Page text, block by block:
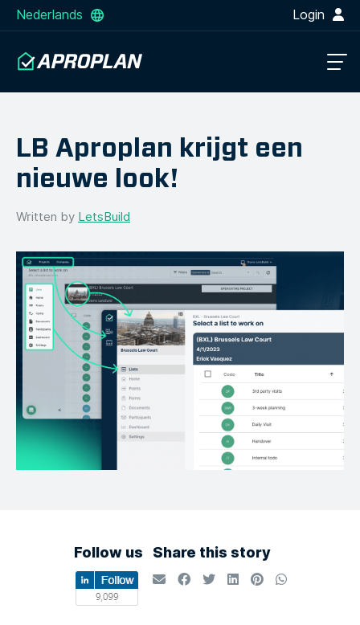
Nederlands Login
LB Aproplan krijgt een
nieuwe look!
Written by LetsBuild
Follow us Share this story